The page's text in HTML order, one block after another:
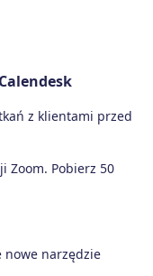
z klientami przed
Zoom. Pobierz 50
nowe narzędzie